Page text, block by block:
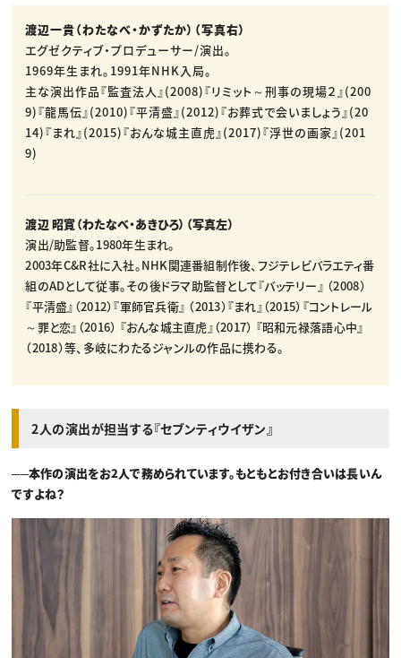
渡辺一貴（わたなべ・かずたか）（写真右）
エグゼクティブ・プロデューサー/演出。
1969年生まれ。1991年NHK入局。
主な演出作品『監査法人』(2008)『リミット～刑事の現場２』(200
9)『龍馬伝』(2010)『平清盛』(2012)『お葬式で会いましょう』(20
14)『まれ』(2015)『おんな城主直虎』(2017)『浮世の画家』(201
9)
渡辺 昭寛（わたなべ・あきひろ）（写真左）
演出/助監督。1980年生まれ。
2003年C&R社に入社。NHK関連番組制作後、フジテレビバラエティ番
組のADとして従事。その後ドラマ助監督として『バッテリー』 （2008）
『平清盛』（2012）『軍師官兵衛』 （2013）『まれ』（2015）『コントレール
～罪と恋』（2016） 『おんな城主直虎』（2017） 『昭和元禄落語心中』
（2018）等、多岐にわたるジャンルの作品に携わる。
2人の演出が担当する『セブンティウイザン』
──本作の演出をお2人で務められています。もともとお付き合いは長いん
ですよね？